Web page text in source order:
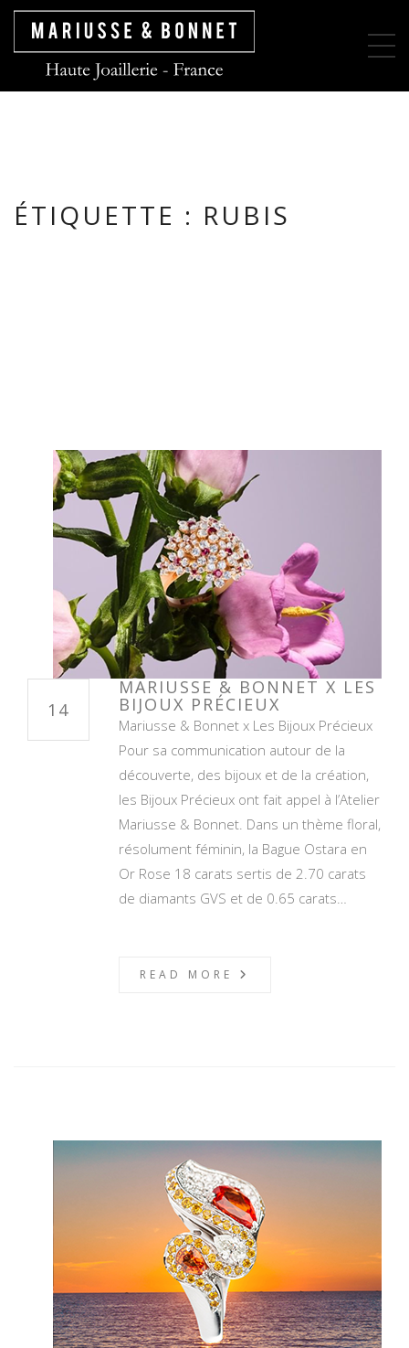
ÉTIQUETTE : RUBIS
14
MARIUSSE & BONNET X LES
BIJOUX PRÉCIEUX
Mariusse & Bonnet x Les Bijoux Précieux
Pour sa communication autour de la
découverte, des bijoux et de la création,
les Bijoux Précieux ont fait appel à l’Atelier
Mariusse & Bonnet. Dans un thème floral,
résolument féminin, la Bague Ostara en
Or Rose 18 carats sertis de 2.70 carats
de diamants GVS et de 0.65 carats…
READ MORE